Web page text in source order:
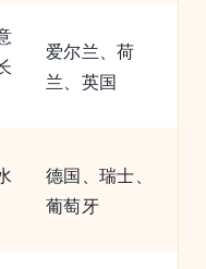
爱尔兰、荷
兰、英国
德国、瑞士、
葡萄牙